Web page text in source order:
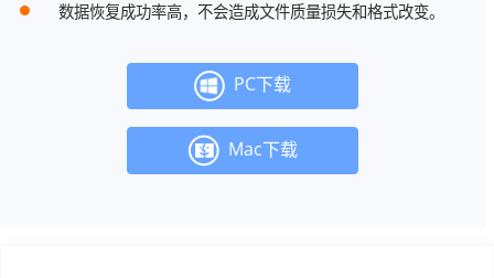
数据恢复成功率高，不会造成文件质量损失和格式改变。
PC下载
Mac下载